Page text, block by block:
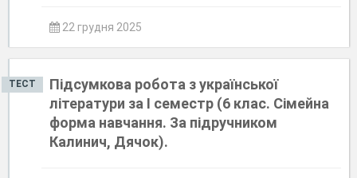
22 грудня 2025
ТЕСТ
Підсумкова робота з української
літератури за І семестр (6 клас. Сімейна
форма навчання. За підручником
Калинич, Дячок).